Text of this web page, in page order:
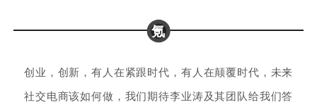
氪
创业，创新，有人在紧跟时代，有人在颠覆时代，未来
社交电商该如何做，我们期待李业涛及其团队给我们答